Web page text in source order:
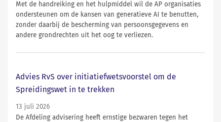
Met de handreiking en het hulpmiddel wil de AP organisaties
ondersteunen om de kansen van generatieve AI te benutten,
zonder daarbij de bescherming van persoonsgegevens en
andere grondrechten uit het oog te verliezen.
Advies RvS over initiatiefwetsvoorstel om de
Spreidingswet in te trekken
13 juli 2026
De Afdeling advisering heeft ernstige bezwaren tegen het